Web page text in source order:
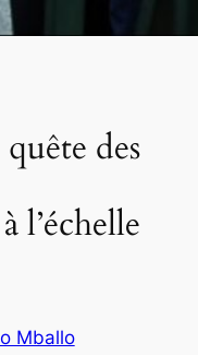
des
l’échelle
Mballo